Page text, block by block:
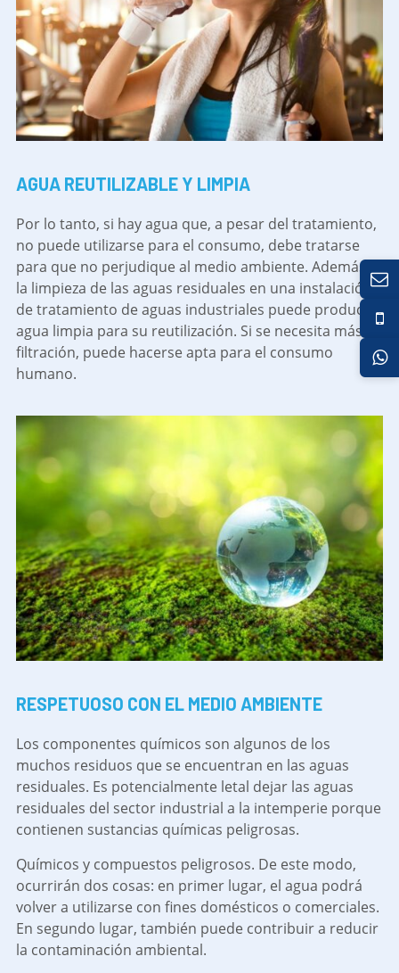
AGUA REUTILIZABLE Y LIMPIA
Por lo tanto, si hay agua que, a pesar del tratamiento,
no puede utilizarse para el consumo, debe tratarse
para que no perjudique al medio ambiente. Además,
la limpieza de las aguas residuales en una instalación
de tratamiento de aguas industriales puede producir
agua limpia para su reutilización. Si se necesita más
filtración, puede hacerse apta para el consumo
humano.
RESPETUOSO CON EL MEDIO AMBIENTE
Los componentes químicos son algunos de los
muchos residuos que se encuentran en las aguas
residuales. Es potencialmente letal dejar las aguas
residuales del sector industrial a la intemperie porque
contienen sustancias químicas peligrosas.
Químicos y compuestos peligrosos. De este modo,
ocurrirán dos cosas: en primer lugar, el agua podrá
volver a utilizarse con fines domésticos o comerciales.
En segundo lugar, también puede contribuir a reducir
la contaminación ambiental.